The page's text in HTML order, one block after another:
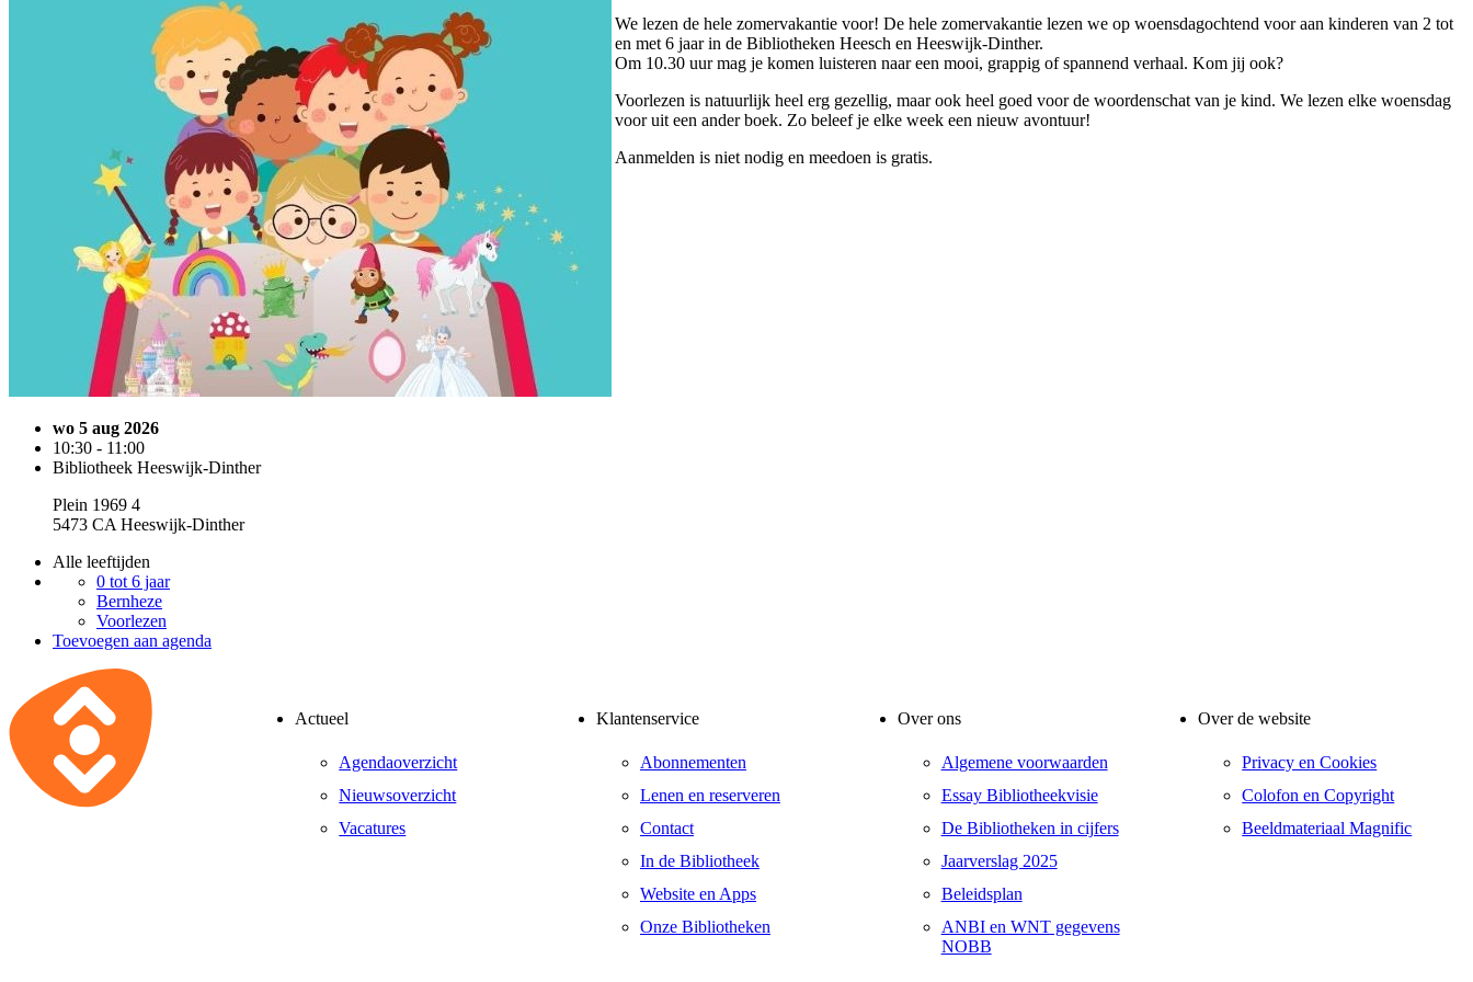
wo 5 aug 2026
10:30 - 11:00
Bibliotheek Heeswijk-Dinther
Plein 1969 4
5473 CA Heeswijk-Dinther
Alle leeftijden
0 tot 6 jaar
Bernheze
Voorlezen
Toevoegen aan agenda
We lezen de hele zomervakantie voor! De hele zomervakantie lezen we op woensdagochtend voor aan kinderen van 2 tot
en met 6 jaar in de Bibliotheken Heesch en Heeswijk-Dinther.
Om 10.30 uur mag je komen luisteren naar een mooi, grappig of spannend verhaal. Kom jij ook?
Voorlezen is natuurlijk heel erg gezellig, maar ook heel goed voor de woordenschat van je kind. We lezen elke woensdag
voor uit een ander boek. Zo beleef je elke week een nieuw avontuur!
Aanmelden is niet nodig en meedoen is gratis.
Actueel
Agendaoverzicht
Nieuwsoverzicht
Vacatures
Klantenservice
Abonnementen
Lenen en reserveren
Contact
In de Bibliotheek
Website en Apps
Onze Bibliotheken
Over ons
Algemene voorwaarden
Essay Bibliotheekvisie
De Bibliotheken in cijfers
Jaarverslag 2025
Beleidsplan
ANBI en WNT gegevens
NOBB
Over de website
Privacy en Cookies
Colofon en Copyright
Beeldmateriaal Magnific